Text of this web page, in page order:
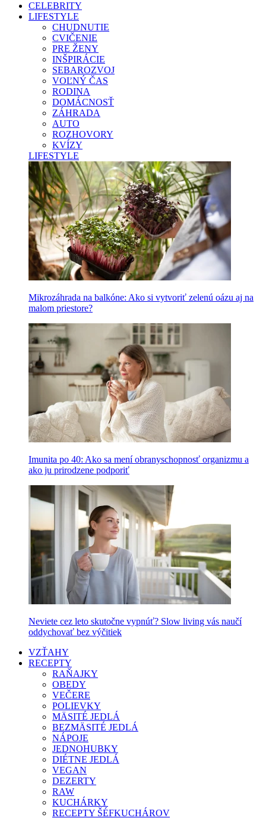
CELEBRITY
LIFESTYLE
CHUDNUTIE
CVIČENIE
PRE ŽENY
INŠPIRÁCIE
SEBAROZVOJ
VOĽNÝ ČAS
RODINA
DOMÁCNOSŤ
ZÁHRADA
AUTO
ROZHOVORY
KVÍZY
LIFESTYLE
Mikrozáhrada na balkóne: Ako si vytvoriť zelenú oázu aj na
malom priestore?
Imunita po 40: Ako sa mení obranyschopnosť organizmu a
ako ju prirodzene podporiť
Neviete cez leto skutočne vypnúť? Slow living vás naučí
oddychovať bez výčitiek
VZŤAHY
RECEPTY
RAŇAJKY
OBEDY
VEČERE
POLIEVKY
MÄSITÉ JEDLÁ
BEZMÄSITÉ JEDLÁ
NÁPOJE
JEDNOHUBKY
DIÉTNE JEDLÁ
VEGAN
DEZERTY
RAW
KUCHÁRKY
RECEPTY ŠÉFKUCHÁROV